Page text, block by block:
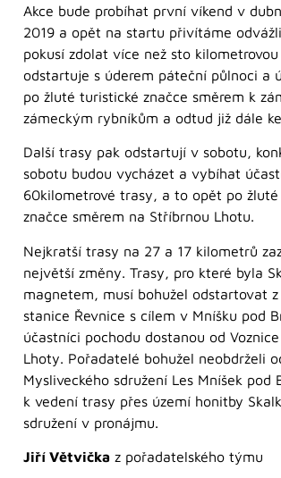
Akce bude probíhat první víkend v
2019 a opět na startu přivítáme
pokusí zdolat více než sto kilometrovou
odstartuje s úderem páteční půlnoci a
po žluté turistické značce směrem k
zámeckým rybníkům a odtud již dále
Další trasy pak odstartují v sobotu,
sobotu budou vycházet a vybíhat
60kilometrové trasy, a to opět po
značce směrem na Stříbrnou Lhotu.
Nejkratší trasy na 27 a 17 kilometrů
největší změny. Trasy, pro které byla
magnetem, musí bohužel odstartovat z
stanice Řevnice s cílem v Mníšku pod
účastníci pochodu dostanou od
Lhoty. Pořadatelé bohužel neobdrželi
Mysliveckého sdružení Les Mníšek pod
k vedení trasy přes území honitby
sdružení v pronájmu.
Jiří Větvička z pořadatelského týmu